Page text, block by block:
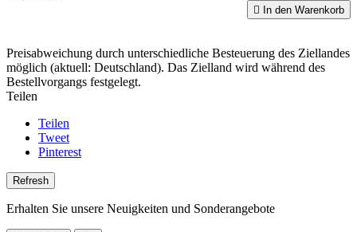
 In den Warenkorb
Preisabweichung durch unterschiedliche Besteuerung des Ziellandes
möglich (aktuell: Deutschland). Das Zielland wird während des
Bestellvorgangs festgelegt.
Teilen
Teilen
Tweet
Pinterest
Erhalten Sie unsere Neuigkeiten und Sonderangebote